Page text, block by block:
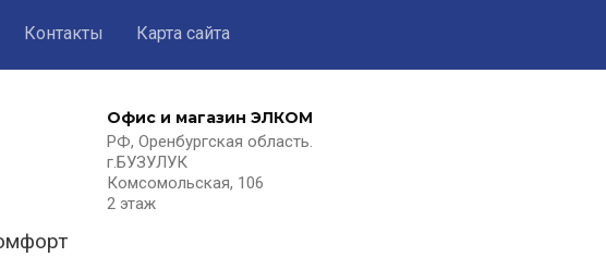
Контакты Карта сайта
Офис и магазин ЭЛКОМ
РФ, Оренбургская область.
г.БУЗУЛУК
Комсомольская, 106
2 этаж